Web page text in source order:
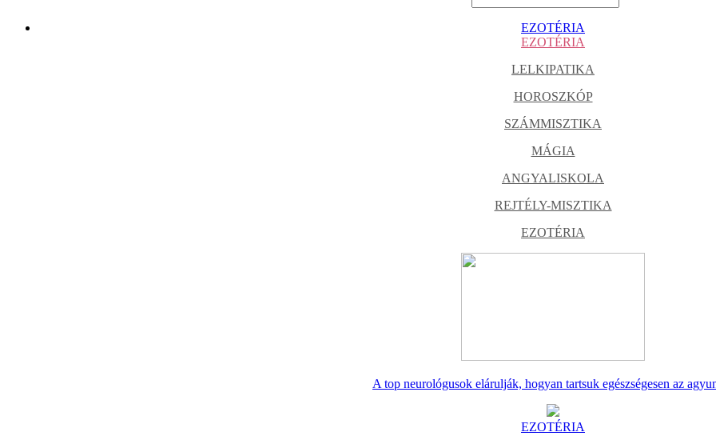
EZOTÉRIA
EZOTÉRIA
LELKIPATIKA
HOROSZKÓP
SZÁMMISZTIKA
MÁGIA
ANGYALISKOLA
REJTÉLY-MISZTIKA
EZOTÉRIA
A top neurológusok elárulják, hogyan tartsuk egészségesen az
EZOTÉRIA